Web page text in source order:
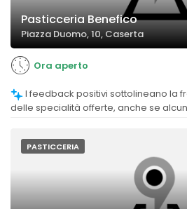
Pasticceria Benefico
Piazza Duomo, 10, Caserta
Ora aperto
delle specialità offerte, anche se
PASTICCERIA